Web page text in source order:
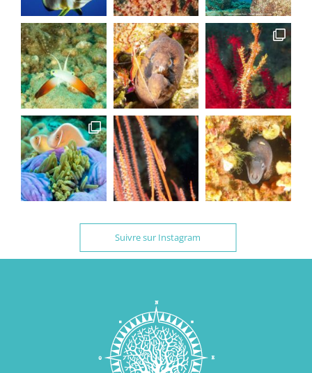
Suivre sur Instagram